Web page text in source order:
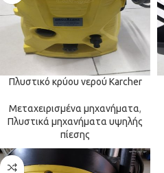
Πλυστικό κρύου νερού Karcher
Μεταχειρισμένα μηχανήματα,
Πλυστικά μηχανήματα υψηλής
πίεσης